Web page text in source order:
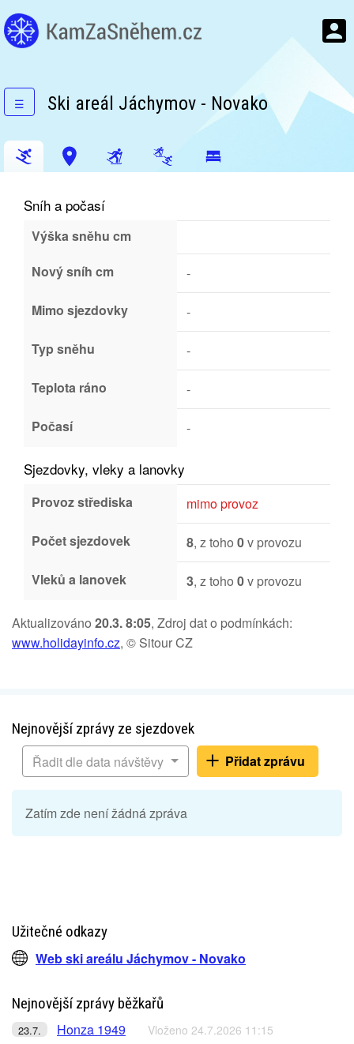
☰ Ski areál Jáchymov - Novako
Sníh a počasí
Výška sněhu cm
Nový sníh cm
-
Mimo sjezdovky -
Typ sněhu -
Teplota ráno -
Počasí -
Sjezdovky, vleky a lanovky
Provoz střediska mimo provoz
Počet sjezdovek 8, z toho 0v provozu
Vleků a lanovek 3, z toho 0v provozu
Aktualizováno 20.3. 8:05, Zdroj dat o podmínkách:
www.holidayinfo.cz, © Sitour CZ
Nejnovější zprávy ze sjezdovek
Řadit dle data návštěvy
Přidat zprávu
Zatím zde není žádná zpráva
Užitečné odkazy
Web ski areálu Jáchymov - Novako
Nejnovější zprávy běžkařů
23.7. Honza 1949 Vloženo 24.7.2026 11:15